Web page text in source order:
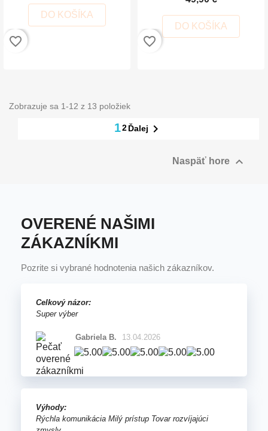
DO KOŠÍKA
favorite_border
DO KOŠÍKA
favorite_border
Zobrazuje sa 1-12 z 13 položiek
12Ďalej 
Naspäť hore 
OVERENÉ NAŠIMI
ZÁKAZNÍKMI
Pozrite si vybrané hodnotenia našich zákazníkov.
Celkový názor:
Super výber
Gabriela B. 13.04.2026
Výhody:
Rýchla komunikácia Milý prístup Tovar rozvíjajúci